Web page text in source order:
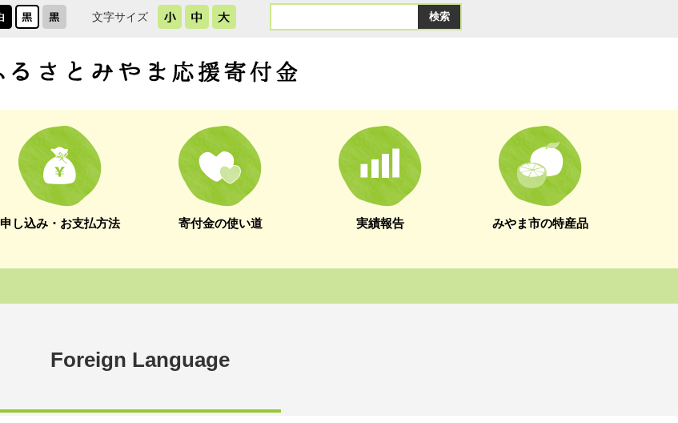
文字サイズ
ト
索
申し込み・お支払方法 寄付金の使い道 実績報告 みやま市の特産品
Foreign Language